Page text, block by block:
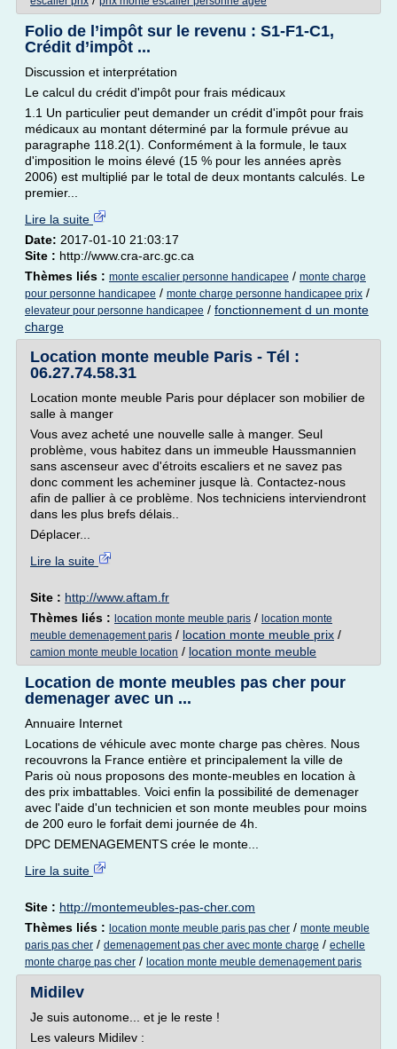
Folio de l’impôt sur le revenu : S1‑F1‑C1,
Crédit d’impôt ...
Discussion et interprétation
Le calcul du crédit d'impôt pour frais médicaux
1.1 Un particulier peut demander un crédit d'impôt pour frais
médicaux au montant déterminé par la formule prévue au
paragraphe 118.2(1). Conformément à la formule, le taux
d'imposition le moins élevé (15 % pour les années après
2006) est multiplié par le total de deux montants calculés. Le
premier...
Lire la suite
Date: 2017-01-10 21:03:17
Site : http://www.cra-arc.gc.ca
Thèmes liés : monte escalier personne handicapee / monte charge
pour personne handicapee / monte charge personne handicapee prix /
elevateur pour personne handicapee / fonctionnement d un monte
charge
Location monte meuble Paris - Tél :
06.27.74.58.31
Location monte meuble Paris pour déplacer son mobilier de
salle à manger
Vous avez acheté une nouvelle salle à manger. Seul
problème, vous habitez dans un immeuble Haussmannien
sans ascenseur avec d'étroits escaliers et ne savez pas
donc comment les acheminer jusque là. Contactez-nous
afin de pallier à ce problème. Nos techniciens interviendront
dans les plus brefs délais..
Déplacer...
Lire la suite
Site : http://www.aftam.fr
Thèmes liés : location monte meuble paris / location monte
meuble demenagement paris / location monte meuble prix /
camion monte meuble location / location monte meuble
Location de monte meubles pas cher pour
demenager avec un ...
Annuaire Internet
Locations de véhicule avec monte charge pas chères. Nous
recouvrons la France entière et principalement la ville de
Paris où nous proposons des monte-meubles en location à
des prix imbattables. Voici enfin la possibilité de demenager
avec l'aide d'un technicien et son monte meubles pour moins
de 200 euro le forfait demi journée de 4h.
DPC DEMENAGEMENTS crée le monte...
Lire la suite
Site : http://montemeubles-pas-cher.com
Thèmes liés : location monte meuble paris pas cher / monte meuble
paris pas cher / demenagement pas cher avec monte charge / echelle
monte charge pas cher / location monte meuble demenagement paris
Midilev
Je suis autonome... et je le reste !
Les valeurs Midilev :